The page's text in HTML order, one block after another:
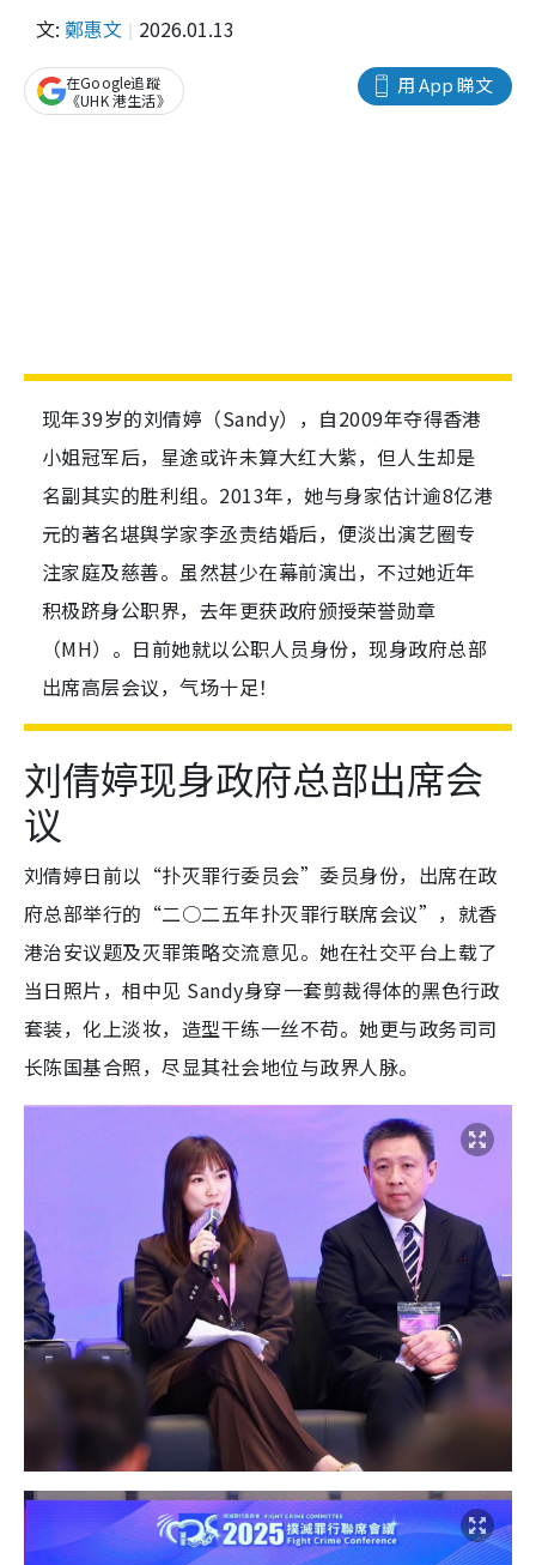
文: 鄭惠文 2026.01.13
用 App 睇文
在Google追蹤
《UHK 港生活》
现年39岁的刘倩婷（Sandy），自2009年夺得香港
小姐冠军后，星途或许未算大红大紫，但人生却是
名副其实的胜利组。2013年，她与身家估计逾8亿港
元的著名堪舆学家李丞责结婚后，便淡出演艺圈专
注家庭及慈善。虽然甚少在幕前演出，不过她近年
积极跻身公职界，去年更获政府颁授荣誉勋章
（MH）。日前她就以公职人员身份，现身政府总部
出席高层会议，气场十足！
刘倩婷现身政府总部出席会
议
刘倩婷日前以“扑灭罪行委员会”委员身份，出席在政
府总部举行的“二○二五年扑灭罪行联席会议”，就香
港治安议题及灭罪策略交流意见。她在社交平台上载了
当日照片，相中见 Sandy身穿一套剪裁得体的黑色行政
套装，化上淡妆，造型干练一丝不苟。她更与政务司司
长陈国基合照，尽显其社会地位与政界人脉。